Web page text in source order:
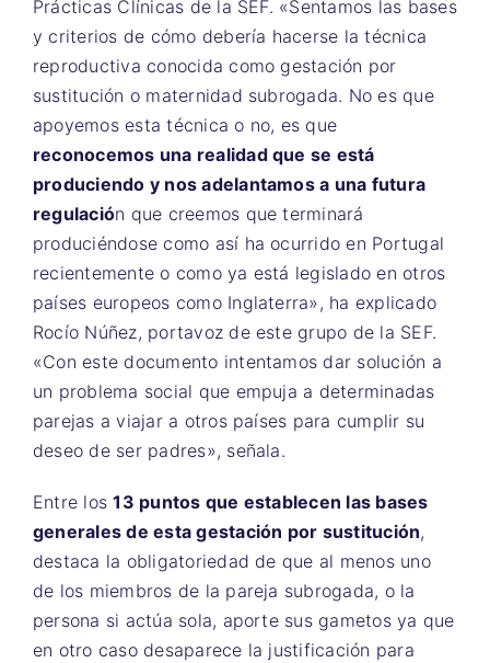
Prácticas Clínicas de la SEF. «Sentamos las bases
y criterios de cómo debería hacerse la técnica
reproductiva conocida como gestación por
sustitución o maternidad subrogada. No es que
apoyemos esta técnica o no, es que
reconocemos una realidad que se está
produciendo y nos adelantamos a una futura
regulación que creemos que terminará
produciéndose como así ha ocurrido en Portugal
recientemente o como ya está legislado en otros
países europeos como Inglaterra», ha explicado
Rocío Núñez, portavoz de este grupo de la SEF.
«Con este documento intentamos dar solución a
un problema social que empuja a determinadas
parejas a viajar a otros países para cumplir su
deseo de ser padres», señala.
Entre los13 puntos que establecen las bases
generales de esta gestación por sustitución,
destaca la obligatoriedad de que al menos uno
de los miembros de la pareja subrogada, o la
persona si actúa sola, aporte sus gametos ya que
en otro caso desaparece la justificación para